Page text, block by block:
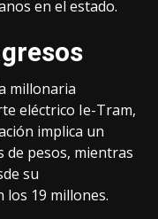
en el estado.
eléctrico Ie-Tram,
implica un
de pesos, mientras
su
los 19 millones.